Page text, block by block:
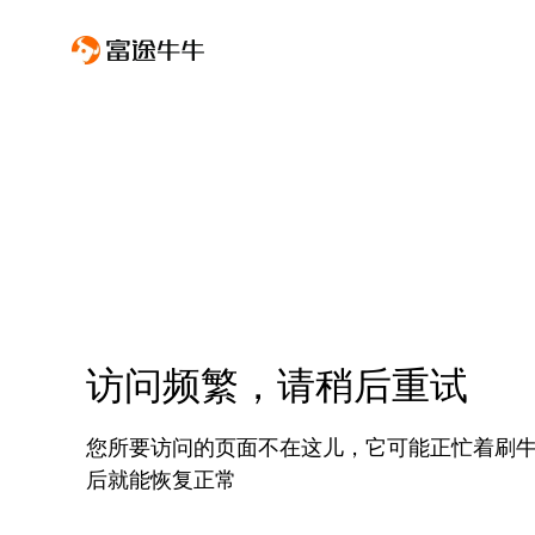
访问频繁，请稍后重试
您所要访问的页面不在这儿，它可能正忙着刷
后就能恢复正常